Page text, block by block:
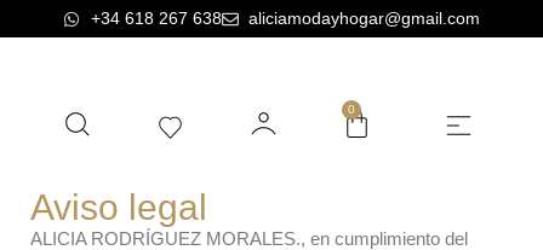
+34 618 267 638 aliciamodayhogar@gmail.com
0
Aviso legal
ALICIA RODRÍGUEZ MORALES., en cumplimiento del